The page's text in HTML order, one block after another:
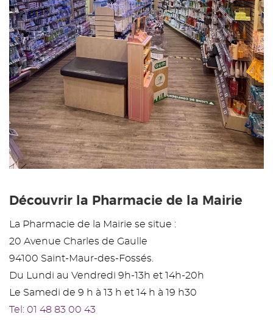
Découvrir la Pharmacie de la Mairie
La Pharmacie de la Mairie se situe :
20 Avenue Charles de Gaulle
94100 Saint-Maur-des-Fossés.
Du Lundi au Vendredi 9h-13h et 14h-20h
Le Samedi de 9 h à 13 h et 14 h à 19 h30
Tel: 01 48 83 00 43